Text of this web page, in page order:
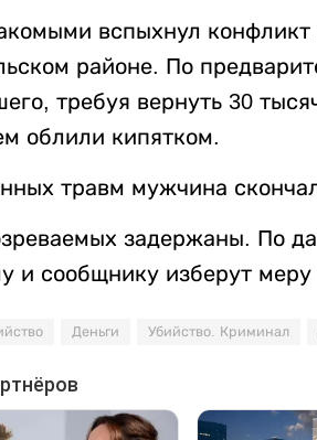
вспыхнул конфликт
районе. По
требуя вернуть 30
облили кипятком.
травм мужчина
задержаны. По
и сообщнику изберут меру
Деньги Убийство. Криминал